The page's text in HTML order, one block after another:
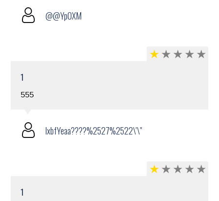
@@Yp0XM
1
555
lxbfYeaa????%2527%2522\'\"
1